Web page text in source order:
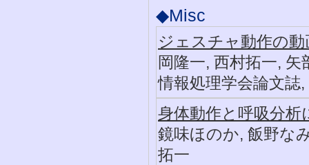
◆Misc
ジェスチャ動作の
岡隆一, 西村拓一, 矢
情報処理学会論文誌
身体動作と呼吸分
鏡味ほのか, 飯野な
拓一